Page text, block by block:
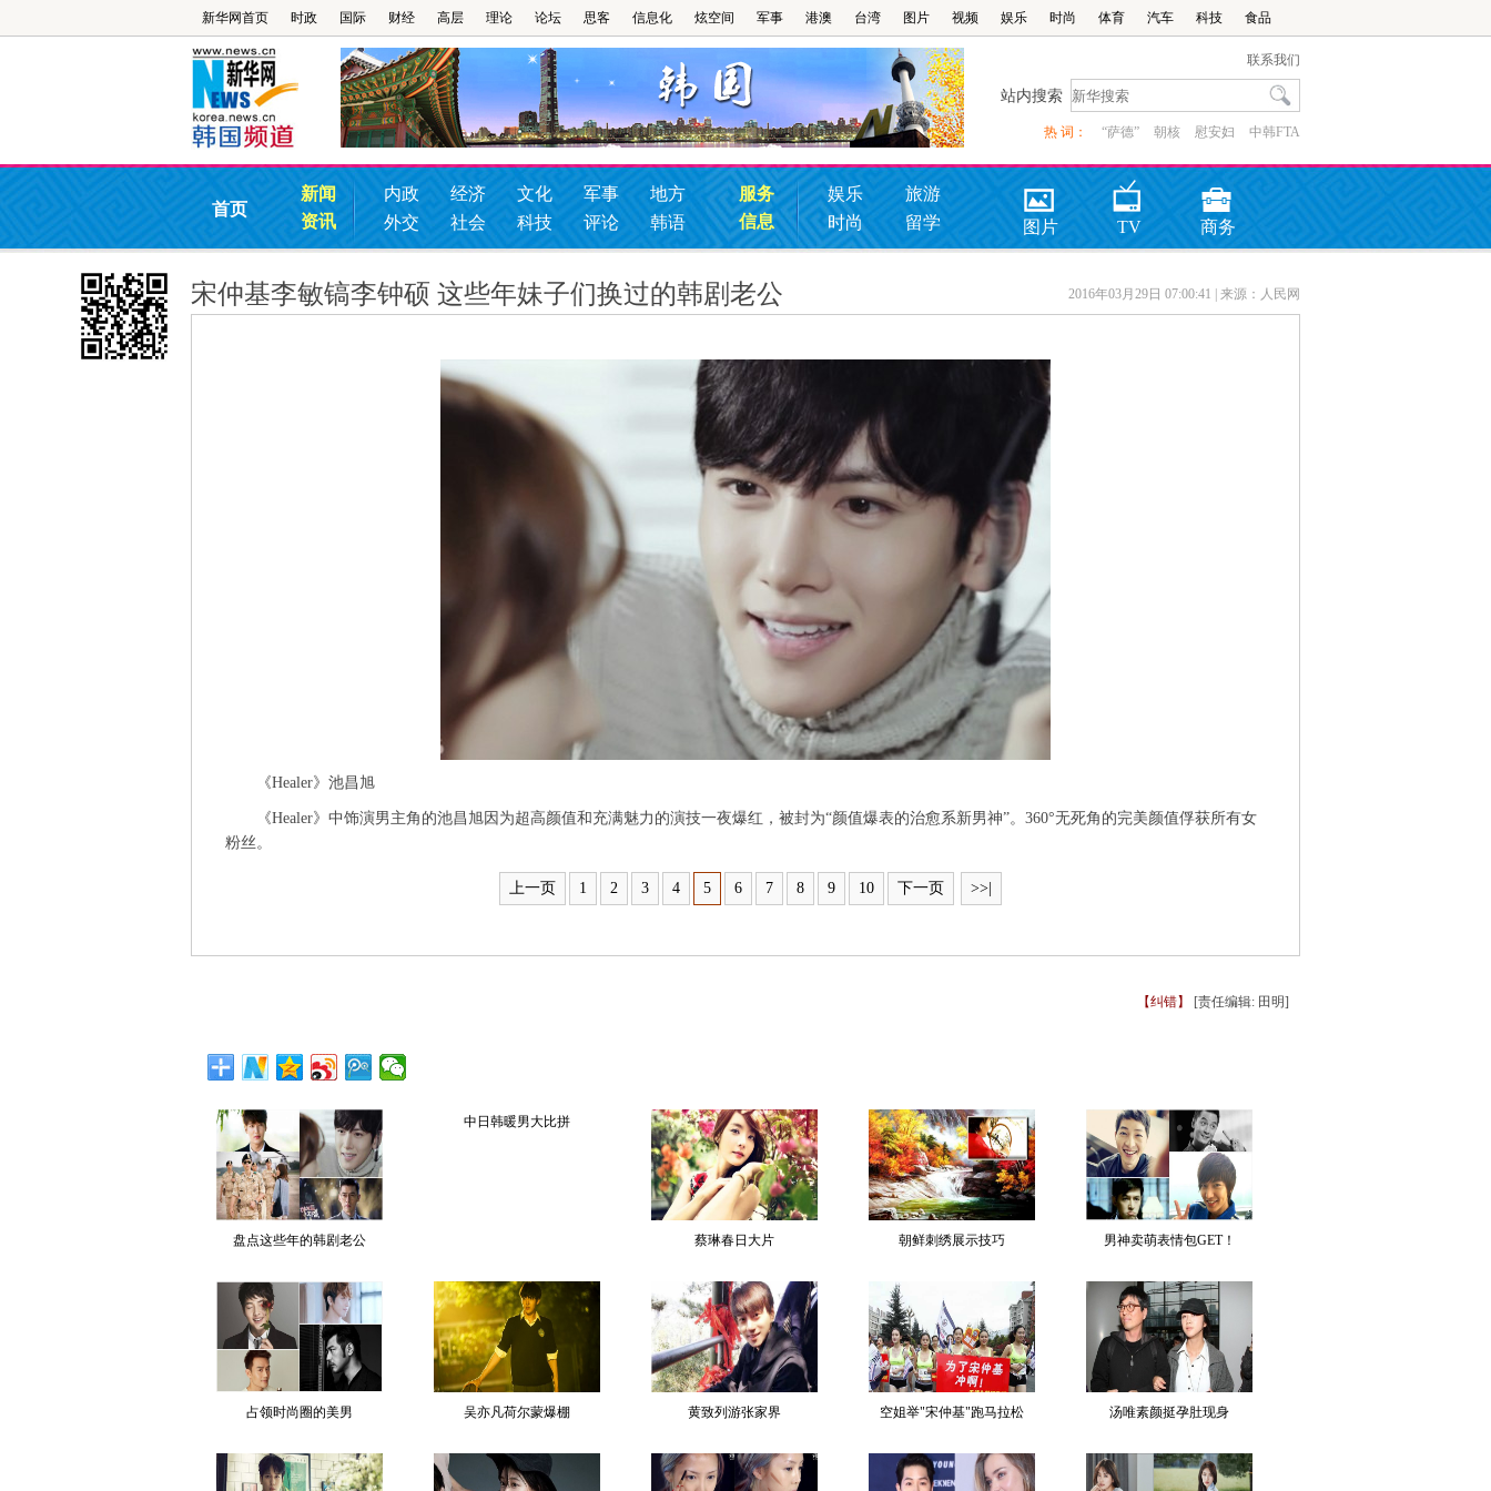
新华网首页 时政 国际 财经 高层 理论 论坛 思客 信息化 炫空间 军事 港澳 台湾 图片 视频 娱乐 时尚 体育 汽车 科技 食品
联系我们
站内搜索
热 词： “萨德” 朝核 慰安妇 中韩FTA
首页
新闻
资讯
内政 经济 文化 军事
地方
外交
社会 科技 评论 韩语
服务
信息
娱乐
旅游
时尚
留学 图片 TV 商务
宋仲基李敏镐李钟硕 这些年妹子们换过的韩剧老公 2016年03月29日 07:00:41 | 来源：人民网
《Healer》池昌旭
《Healer》中饰演男主角的池昌旭因为超高颜值和充满魅力的演技一夜爆红，被封为“颜值爆表的治愈系新男神”。360°无死角的完美颜值俘获所有女
粉丝。
上一页 1 2 3 4 5 6 7 8 9 10 下一页 >>|
【纠错】 [责任编辑: 田明]
盘点这些年的韩剧老公
中日韩暖男大比拼
蔡琳春日大片 朝鲜刺绣展示技巧 男神卖萌表情包GET！
占领时尚圈的美男 吴亦凡荷尔蒙爆棚 黄致列游张家界 空姐举"宋仲基"跑马拉松 汤唯素颜挺孕肚现身